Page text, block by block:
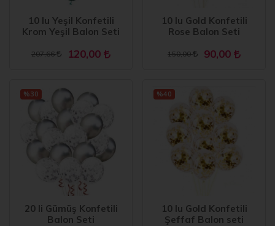
10 lu Yeşil Konfetili
Krom Yeşil Balon Seti
207,66 120,00
10 lu Gold Konfetili
Rose Balon Seti
150,00 90,00
20 li Gümüş Konfetili
Balon Seti
%30
10 lu Gold Konfetili
Şeffaf Balon seti
%40